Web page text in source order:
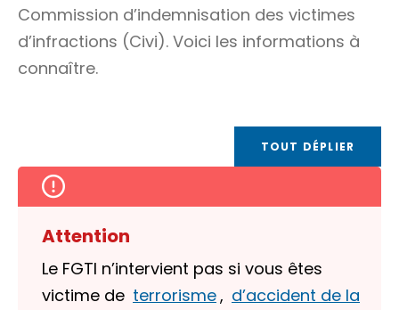
Commission d’indemnisation des victimes
d’infractions (Civi). Voici les informations à
connaître.
TOUT DÉPLIER
Attention
Le FGTI n’intervient pas si vous êtes
victime de terrorisme, d’accident de la